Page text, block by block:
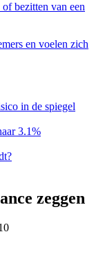
bezitten van een
en voelen zich
in de spiegel
3.1%
zeggen